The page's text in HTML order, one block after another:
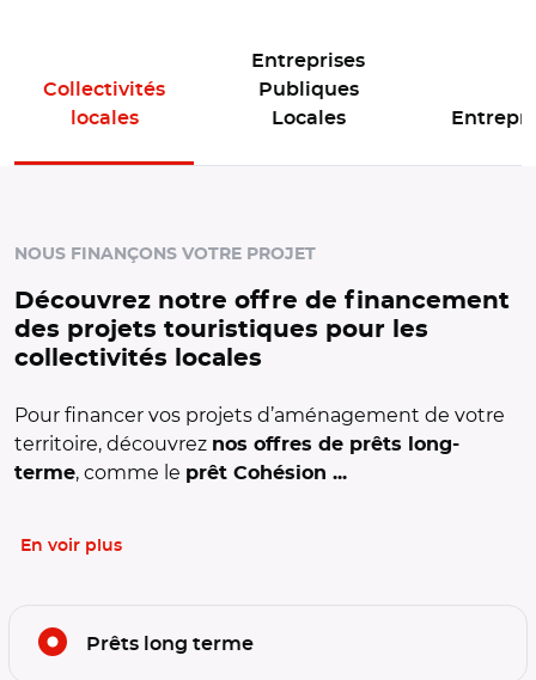
Collectivités
locales
Entreprises
Publiques
Locales
Découvrez notre offre de financement
des projets touristiques pour les
collectivités locales
NOUS FINANÇONS VOTRE PROJET
Pour financer vos projets d’aménagement de votre
territoire, découvrez nos offres de prêts long-
terme, comme le prêt Cohésion ...
En voir plus
Prêts long terme